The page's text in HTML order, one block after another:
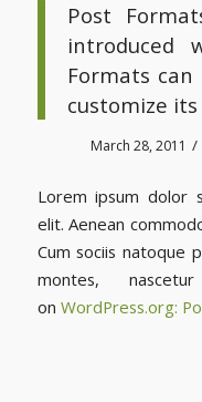
Post
introduced
Formats
customize
March 28, 2011 /
Lorem ipsum dolor
elit. Aenean
Cum sociis natoque
montes,
on WordPress.org: